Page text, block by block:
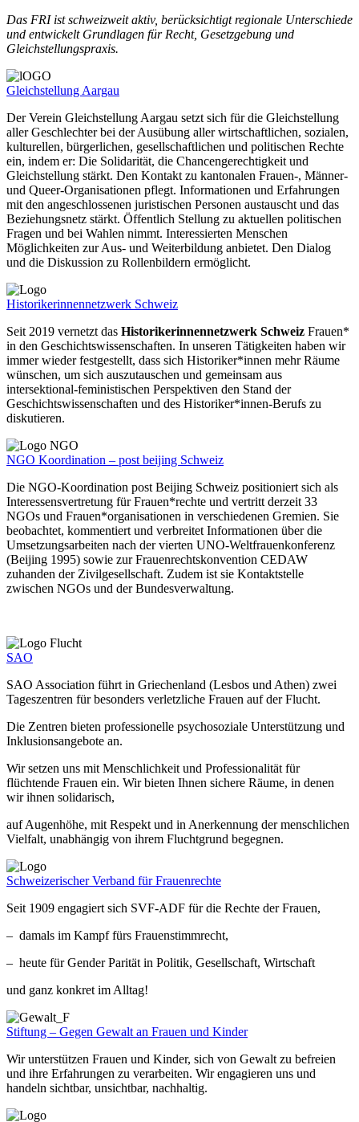
Das FRI ist schweizweit aktiv, berücksichtigt regionale Unterschiede
und entwickelt Grundlagen für Recht, Gesetzgebung und
Gleichstellungspraxis.
Gleichstellung Aargau
Der Verein Gleichstellung Aargau setzt sich für die Gleichstellung
aller Geschlechter bei der Ausübung aller wirtschaftlichen, sozialen,
kulturellen, bürgerlichen, gesellschaftlichen und politischen Rechte
ein, indem er: Die Solidarität, die Chancengerechtigkeit und
Gleichstellung stärkt. Den Kontakt zu kantonalen Frauen-, Männer-
und Queer-Organisationen pflegt. Informationen und Erfahrungen
mit den angeschlossenen juristischen Personen austauscht und das
Beziehungsnetz stärkt. Öffentlich Stellung zu aktuellen politischen
Fragen und bei Wahlen nimmt. Interessierten Menschen
Möglichkeiten zur Aus- und Weiterbildung anbietet. Den Dialog
und die Diskussion zu Rollenbildern ermöglicht.
Historikerinnennetzwerk Schweiz
Seit 2019 vernetzt das Historikerinnennetzwerk Schweiz Frauen*
in den Geschichtswissenschaften. In unseren Tätigkeiten haben wir
immer wieder festgestellt, dass sich Historiker*innen mehr Räume
wünschen, um sich auszutauschen und gemeinsam aus
intersektional-feministischen Perspektiven den Stand der
Geschichtswissenschaften und des Historiker*innen-Berufs zu
diskutieren.
NGO Koordination – post beijing Schweiz
Die NGO-Koordination post Beijing Schweiz positioniert sich als
Interessensvertretung für Frauen*rechte und vertritt derzeit 33
NGOs und Frauen*organisationen in verschiedenen Gremien. Sie
beobachtet, kommentiert und verbreitet Informationen über die
Umsetzungsarbeiten nach der vierten UNO-Weltfrauenkonferenz
(Beijing 1995) sowie zur Frauenrechtskonvention CEDAW
zuhanden der Zivilgesellschaft. Zudem ist sie Kontaktstelle
zwischen NGOs und der Bundesverwaltung.
SAO
SAO Association führt in Griechenland (Lesbos und Athen) zwei
Tageszentren für besonders verletzliche Frauen auf der Flucht.
Die Zentren bieten professionelle psychosoziale Unterstützung und
Inklusionsangebote an.
Wir setzen uns mit Menschlichkeit und Professionalität für
flüchtende Frauen ein. Wir bieten Ihnen sichere Räume, in denen
wir ihnen solidarisch,
auf Augenhöhe, mit Respekt und in Anerkennung der menschlichen
Vielfalt, unabhängig von ihrem Fluchtgrund begegnen.
Schweizerischer Verband für Frauenrechte
Seit 1909 engagiert sich SVF-ADF für die Rechte der Frauen,
– damals im Kampf fürs Frauenstimmrecht,
– heute für Gender Parität in Politik, Gesellschaft, Wirtschaft
und ganz konkret im Alltag!
Stiftung – Gegen Gewalt an Frauen und Kinder
Wir unterstützen Frauen und Kinder, sich von Gewalt zu befreien
und ihre Erfahrungen zu verarbeiten. Wir engagieren uns und
handeln sichtbar, unsichtbar, nachhaltig.